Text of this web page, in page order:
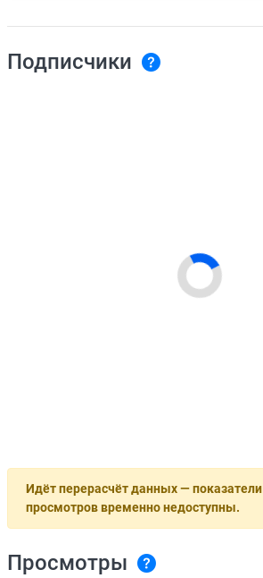
Подписчики
Идёт перерасчёт данных — показатели
просмотров временно недоступны.
Просмотры